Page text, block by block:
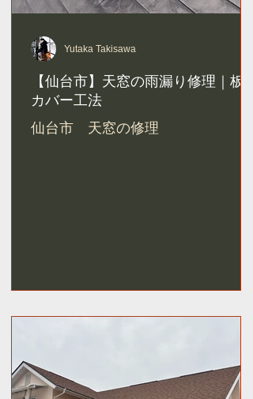
【仙台市】天窓の雨漏り修理｜板金
カバー工法
仙台市 天窓の修理
Yutaka Takisawa